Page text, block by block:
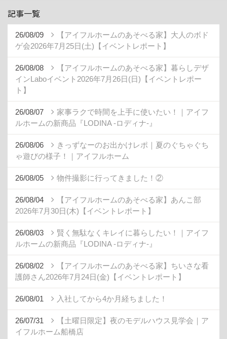
記事一覧
26/08/09
【アイフルホームのあそべる家】大人のボド
ゲ会2026年7月25日(土)【イベントレポート】
26/08/08
【アイフルホームのあそべる家】暮らしデザ
インLaboイベント2026年7月26日(日)【イベントレポー
ト】
26/08/07
家事ラクで時間を上手に使いたい！｜アイフ
ルホームの新商品『LODINA -ロディナ-』
26/08/06
きっずなーのお出かけレポ｜夏のぐちゃぐち
ゃ遊びの様子！｜アイフルホーム
26/08/05 物件撮影に行ってきました！②
26/08/04
【アイフルホームのあそべる家】あんこ部
2026年7月30日(木)【イベントレポート】
26/08/03
賢く無駄なくキレイに暮らしたい！｜アイフ
ルホームの新商品『LODINA -ロディナ-』
26/08/02
【アイフルホームのあそべる家】ちいさな看
護師さん2026年7月24日(金)【イベントレポート】
26/08/01 入社してから4か月経ちました！
26/07/31
【土曜日限定】夜のモデルハウス見学会｜ア
イフルホーム船橋店